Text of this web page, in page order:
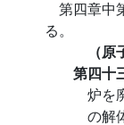
第四章中
る。
（
第四十
炉を
の解